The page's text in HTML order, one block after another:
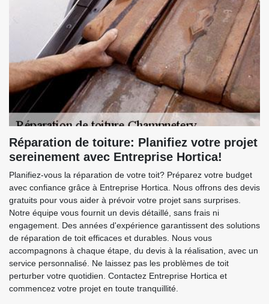
Réparation de toiture: Planifiez votre projet
sereinement avec Entreprise Hortica!
Planifiez-vous la réparation de votre toit? Préparez votre budget
avec confiance grâce à Entreprise Hortica. Nous offrons des devis
gratuits pour vous aider à prévoir votre projet sans surprises.
Notre équipe vous fournit un devis détaillé, sans frais ni
engagement. Des années d'expérience garantissent des solutions
de réparation de toit efficaces et durables. Nous vous
accompagnons à chaque étape, du devis à la réalisation, avec un
service personnalisé. Ne laissez pas les problèmes de toit
perturber votre quotidien. Contactez Entreprise Hortica et
commencez votre projet en toute tranquillité.